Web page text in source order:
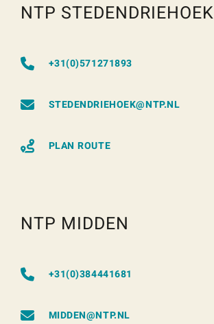
NTP STEDENDRIEHOEK
+31(0)571271893
STEDENDRIEHOEK@NTP.NL
PLAN ROUTE
NTP MIDDEN
+31(0)384441681
MIDDEN@NTP.NL